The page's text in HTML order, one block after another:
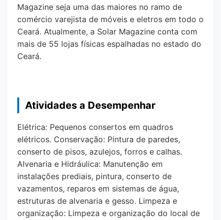
Magazine seja uma das maiores no ramo de
comércio varejista de móveis e eletros em todo o
Ceará. Atualmente, a Solar Magazine conta com
mais de 55 lojas físicas espalhadas no estado do
Ceará.
Atividades a Desempenhar
Elétrica: Pequenos consertos em quadros
elétricos. Conservação: Pintura de paredes,
conserto de pisos, azulejos, forros e calhas.
Alvenaria e Hidráulica: Manutenção em
instalações prediais, pintura, conserto de
vazamentos, reparos em sistemas de água,
estruturas de alvenaria e gesso. Limpeza e
organização: Limpeza e organização do local de